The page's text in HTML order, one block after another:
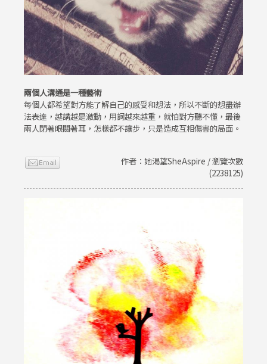
兩個人溝通是一種藝術
每個人都希望對方能了解自己的感受和想法，所以不斷的想盡辦
法表達，越講越是激動，用詞越來越重，就怕對方聽不懂，最後
兩人閉著眼關著耳，怎樣都不讓步，只是造成互相傷害的局面。
作者：她渴望SheAspire / 瀏覽次數
(2238125)